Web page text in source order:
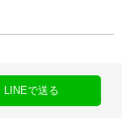
LINEで送る